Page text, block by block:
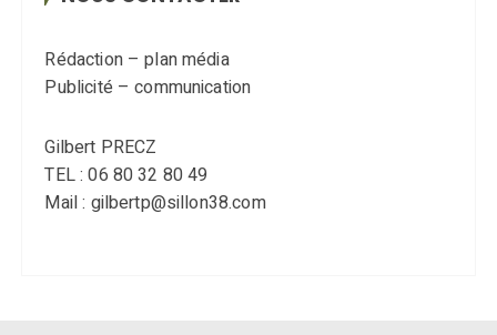
Rédaction – plan média
Publicité – communication
Gilbert PRECZ
TEL : 06 80 32 80 49
Mail : gilbertp@sillon38.com